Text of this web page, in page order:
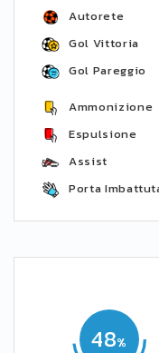
Autorete
Gol Vittoria
Gol Pareggio
Ammonizione
Espulsione
Assist
Porta
48